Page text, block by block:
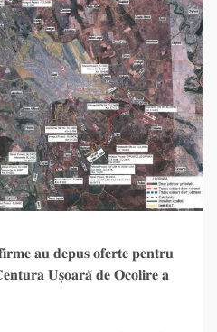
𝐚𝐮 𝐝𝐞𝐩𝐮𝐬 𝐨𝐟𝐞𝐫𝐭𝐞 𝐩𝐞𝐧𝐭𝐫𝐮
𝐔𝐬̦𝐨𝐚𝐫𝐚̆ 𝐝𝐞 𝐎𝐜𝐨𝐥𝐢𝐫𝐞 𝐚